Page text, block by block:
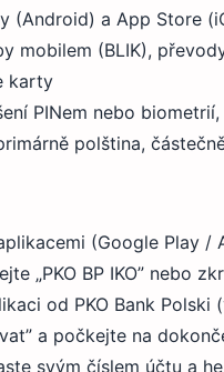
(Android) a App Store
mobilem (BLIK),
karty
PINem nebo
polština,
(Google Play /
„PKO BP IKO” nebo
od PKO Bank Polski
a počkejte na
svým číslem účtu a